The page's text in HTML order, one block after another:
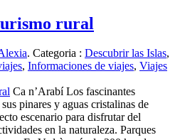
rural
. Categoria : Descubrir las Islas,
, Informaciones de viajes, Viajes
Ca n’Arabí Los fascinantes
pinares y aguas cristalinas de
escenario para disfrutar del
en la naturaleza. Parques